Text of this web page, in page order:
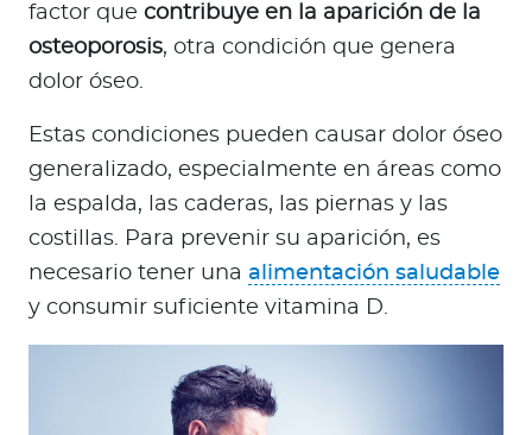
factor que contribuye en la aparición de la
osteoporosis, otra condición que genera
dolor óseo.
Estas condiciones pueden causar dolor óseo
generalizado, especialmente en áreas como
la espalda, las caderas, las piernas y las
costillas. Para prevenir su aparición, es
necesario tener una alimentación saludable
y consumir suficiente vitamina D.